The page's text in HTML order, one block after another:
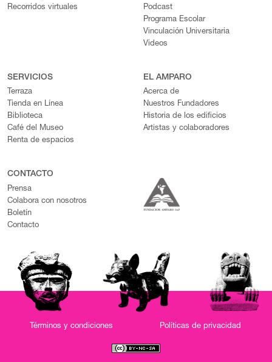
Recorridos virtuales
Podcast
Programa Escolar
Vinculación Universitaria
Videos
SERVICIOS
Terraza
Tienda en Línea
Biblioteca
Café del Museo
Renta de espacios
EL AMPARO
Acerca de
Nuestros Fundadores
Historia de los edificios
Artistas y colaboradores
CONTACTO
Prensa
Colabora con nosotros
Boletín
Contacto
Términos y condiciones Políticas de privacidad